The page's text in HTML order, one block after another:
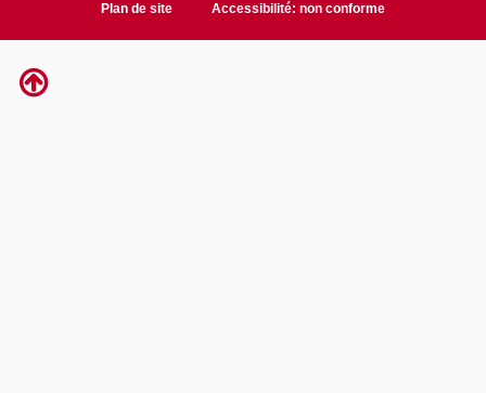
Plan de site
Accessibilité: non conforme